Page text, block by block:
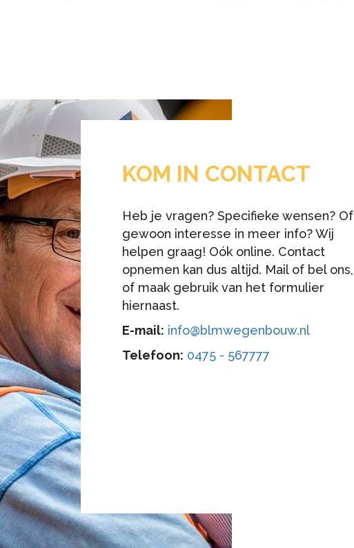
KOM IN CONTACT
Heb je vragen? Specifieke wensen? Of
gewoon interesse in meer info? Wij
helpen graag! Oók online. Contact
opnemen kan dus altijd. Mail of bel ons,
of maak gebruik van het formulier
hiernaast.
E-mail: info@blmwegenbouw.nl
Telefoon: 0475 - 567777